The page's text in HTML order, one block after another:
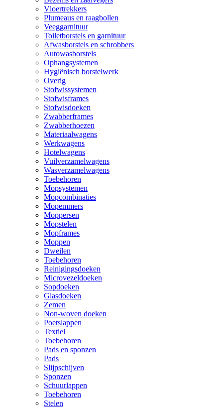
Vloertrekkers
Plumeaus en raagbollen
Veeggarnituur
Toiletborstels en garnituur
Afwasborstels en schrobbers
Autowasborstels
Ophangsystemen
Hygiënisch borstelwerk
Overig
Stofwissystemen
Stofwisframes
Stofwisdoeken
Zwabberframes
Zwabberhoezen
Materiaalwagens
Werkwagens
Hotelwagens
Vuilverzamelwagens
Wasverzamelwagens
Toebehoren
Mopsystemen
Mopcombinaties
Mopemmers
Moppersen
Mopstelen
Mopframes
Moppen
Dweilen
Toebehoren
Reinigingsdoeken
Microvezeldoeken
Sopdoeken
Glasdoeken
Zemen
Non-woven doeken
Poetslappen
Textiel
Toebehoren
Pads en sponzen
Pads
Slijpschijven
Sponzen
Schuurlappen
Toebehoren
Stelen